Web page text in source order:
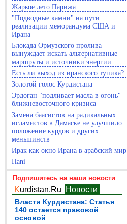
Жаркое лето Парижа
"Подводные камни" на пути
реализации меморандума США и
Ирана
Блокада Ормузского пролива
вынуждает искать альтернативные
маршруты и источники энергии
Есть ли выход из иранского тупика?
Золотой голос Курдистана
Эрдоган "подливает масла в огонь"
ближневосточного кризиса
Замена баасистов на радикальных
исламистов в Дамаске не улучшило
положение курдов и других
меньшинств
Ирак как окно Ирана в арабский мир
Hani
Подпишитесь на наши новости
Kurdistan.Ru Новости
Власти Курдистана: Статья
140 остается правовой
основой